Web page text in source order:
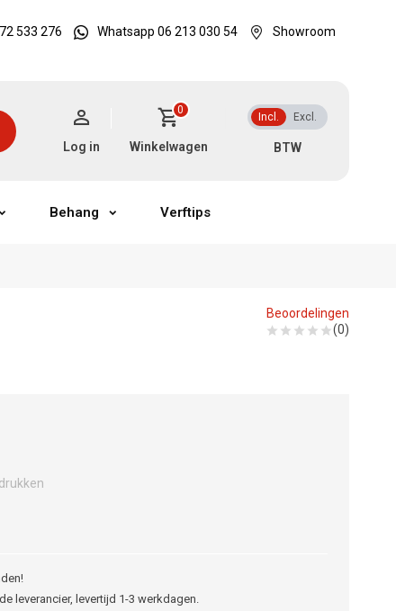
533 276 Whatsapp 06 213 030 54 Showroom
Incl. Excl.
0
Winkelwagen
Log in
Behang Verftips
Beoordelingen
(0)
leverancier, levertijd 1-3 werkdagen.